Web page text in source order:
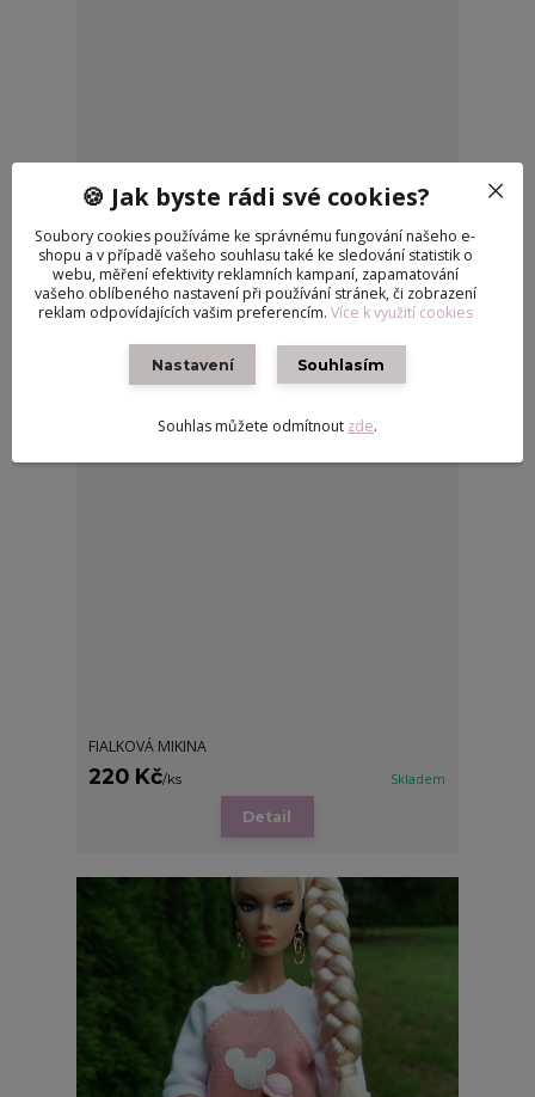
Oranžová mikina s nápisy pro panenky Barbie
220 Kč/ks Není skladem
Vyberte velikost
FIALKOVÁ MIKINA
220 Kč/ks Skladem
Detail
🍪 Jak byste rádi své cookies?
Soubory cookies používáme ke správnému fungování našeho e-
shopu a v případě vašeho souhlasu také ke sledování statistik o
webu, měření efektivity reklamních kampaní, zapamatování
vašeho oblíbeného nastavení při používání stránek, či zobrazení
reklam odpovídajících vašim preferencím. Více k využití cookies
Nastavení Souhlasím
Souhlas můžete odmítnout zde.